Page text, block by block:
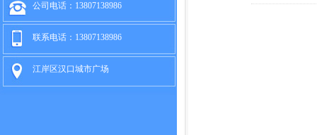
公司电话：13807138986
联系电话：13807138986
江岸区汉口城市广场